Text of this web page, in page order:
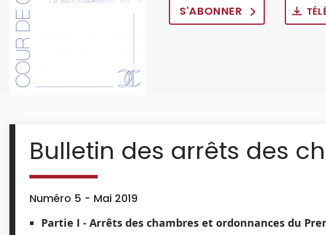
S'ABONNER
Bulletin des arrêts des
Numéro 5 - Mai 2019
Partie I - Arrêts des chambres et ordonnances du